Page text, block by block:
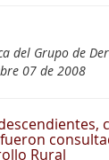
del Grupo de
07 de 2008
Rural